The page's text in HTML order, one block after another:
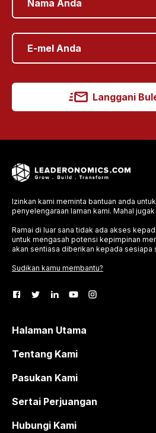
Langgani
Izinkan kami meminta bantuan anda
penyelengaraan laman kami. Mahal
Ramai di luar sana tidak ada akses
untuk mengasah potensi kepimpinan
akan sentiasa diberikan kepada sesiapa
Sudikan kamu membantu?
Halaman Utama
Tentang Kami
Pasukan Kami
Sertai Perjuangan
Hubungi Kami